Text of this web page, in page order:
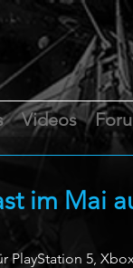
Videos
im Mai
PlayStation 5,